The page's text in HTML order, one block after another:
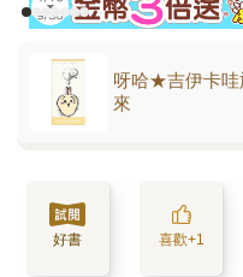
呀哈★吉伊卡哇
來
好書 喜歡+1